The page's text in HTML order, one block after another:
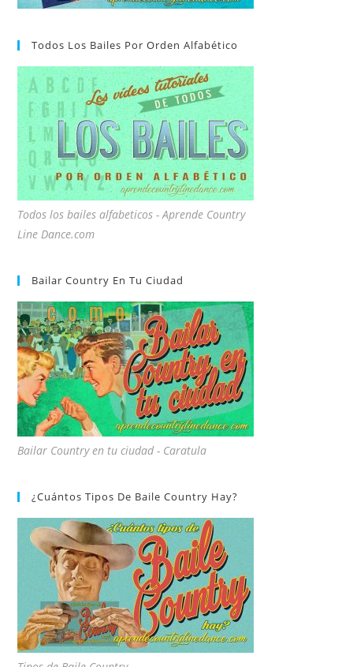
Todos Los Bailes Por Orden Alfabético
Todos los bailes alfabeticos - Aprende Country
Line Dance.com
Bailar Country En Tu Ciudad
Bailar Country en tu ciudad - Caratula
¿Cuántos Tipos De Baile Country Hay?